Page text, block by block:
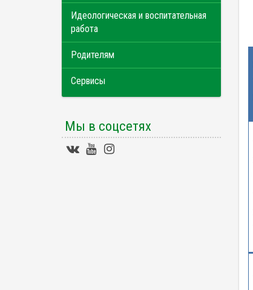
Идеологическая и воспитательная
работа
Родителям
Сервисы
Мы в соцсетях